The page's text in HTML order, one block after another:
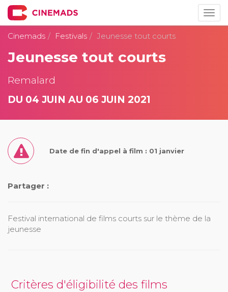
Cinemads
Festivals Jeunesse tout courts
Jeunesse tout courts
Remalard
DU 04 JUIN AU 06 JUIN 2021
Date de fin d'appel à film : 01 janvier
Partager :
Festival international de films courts sur le thème de la
jeunesse
Critères d'éligibilité des films